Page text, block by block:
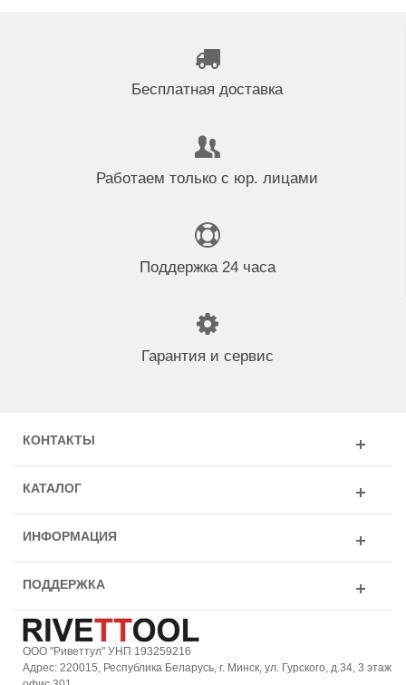
Бесплатная доставка
Работаем только с юр. лицами
Поддержка 24 часа
Гарантия и сервис
КОНТАКТЫ
КАТАЛОГ
ИНФОРМАЦИЯ
ПОДДЕРЖКА
ООО "Риветтул" УНП 193259216
Адрес: 220015, Республика Беларусь, г. Минск, ул. Гурского, д.34, 3 этаж